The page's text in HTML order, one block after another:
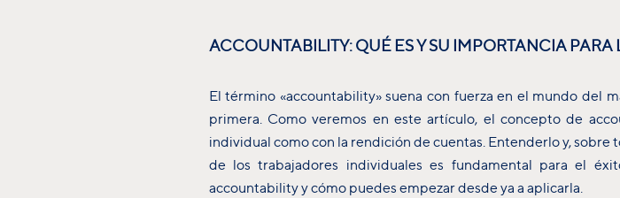
ACCOUNTABILITY: QUÉ ES Y SU IMPORTANCIA PARA
El término «accountability» suena con fuerza en el mundo del
primera. Como veremos en este artículo, el concepto de
individual como con la rendición de cuentas. Entenderlo y,
de los trabajadores individuales es fundamental para el
accountability y cómo puedes empezar desde ya a aplicarla.